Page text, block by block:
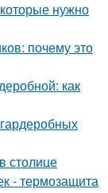
нужно
почему это
как
столице
- термозащита